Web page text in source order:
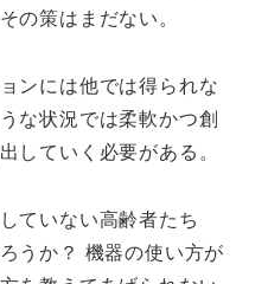
の策はまだない。
ンには他では得られな
な状況では柔軟かつ創
していく必要がある。
ていない高齢者たち
うか？ 機器の使い方が